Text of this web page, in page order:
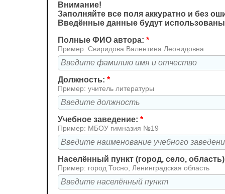
Внимание!
Заполняйте все поля аккуратно и без
Введённые данные будут
Полные ФИО автора: *
Пример: Свиридова Валентина Леонидовна
Должность: *
Пример: учитель литературы
Учебное заведение: *
Пример: МБОУ гимназия №19
Населённый пункт (город, село,
Пример: город Тосно, Ленинградская область